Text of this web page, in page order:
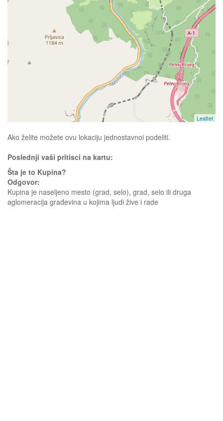
Leaflet
Ako želite možete ovu lokaciju jednostavnoi podeliti.
Poslednji vaši pritisci na kartu:
Šta je to Kupina?
Odgovor:
Kupina je naseljeno mesto (grad, selo), grad, selo ili druga
aglomeracija građevina u kojima ljudi žive i rade